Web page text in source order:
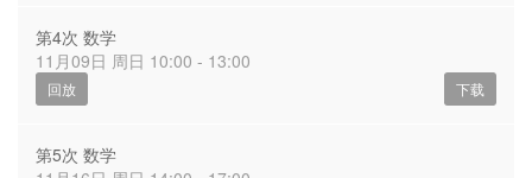
第4次 数学
11月09日 周日 10:00 - 13:00
回放 下载
第5次 数学